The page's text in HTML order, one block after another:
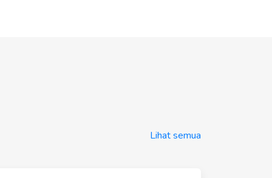
Lihat semua